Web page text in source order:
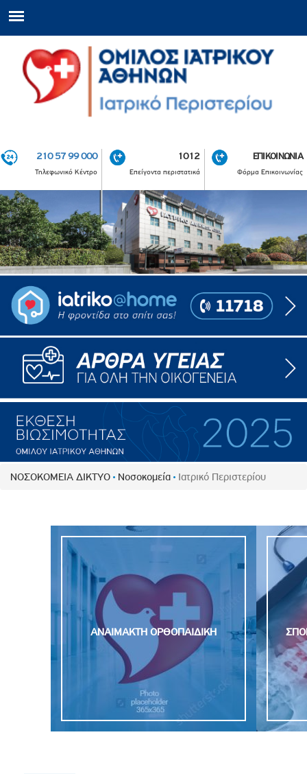
210 57 99 000
Τηλεφωνικό Κέντρο
1012
Επείγοντα περιστατικά
ΕΠΙΚΟΙΝΩΝΙΑ
Φόρμα Επικοινωνίας
ΝΟΣΟΚΟΜΕΙΑ ΔΙΚΤΥΟ Νοσοκομεία Ιατρικό Περιστερίου
ΑΝΑΙΜΑΚΤΗ OΡΘΟΠΑΙΔΙΚΗ